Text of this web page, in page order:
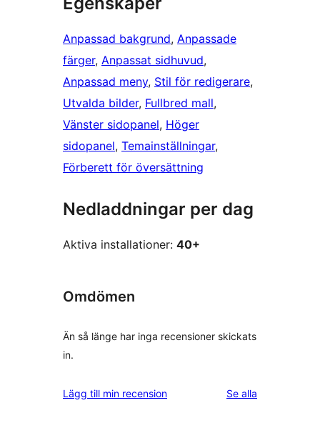
Anpassad bakgrund, Anpassade
färger, Anpassat sidhuvud
Anpassad meny, Stil för redigerare
Utvalda bilder, Fullbred mall
Vänster sidopanel, Höger
sidopanel, Temainställningar
Förberett för översättning
Nedladdningar per dag
Aktiva installationer: 40+
Omdömen
Än så länge har inga recensioner skickats
in.
Lägg till min recension Se alla